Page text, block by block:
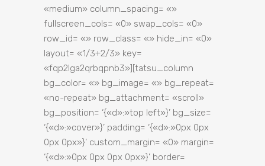
«medium» column_spacing= «»
fullscreen_cols= «0» swap_cols= «0»
row_id= «» row_class= «» hide_in= «0»
layout= «1/3+2/3» key=
«fqp2lga2qrbqpnb3»][tatsu_column
bg_color= «» bg_image= «» bg_repeat=
«no-repeat» bg_attachment= «scroll»
bg_position= ‘{«d»:»top left»}’ bg_size=
‘{«d»:»cover»}’ padding= ‘{«d»:»0px 0px
0px 0px»}’ custom_margin= «0» margin=
‘{«d»:»0px 0px 0px 0px»}’ border=